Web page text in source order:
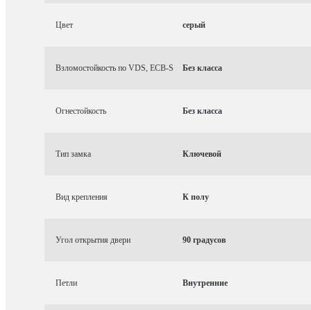
Цвет серый
Взломостойкость по VDS, ECB-S Без класса
Огнестойкость Без класса
Тип замка Ключевой
Вид крепления К полу
Угол открытия двери 90 градусов
Петли Внутренние